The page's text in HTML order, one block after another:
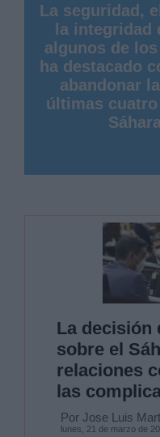
La seguridad,
la integridad
algunos de
ha destacado
abandonar
últimas
La decisión
sobre el
relaciones
las
Por Jose Luis
lunes, 21 de marzo de